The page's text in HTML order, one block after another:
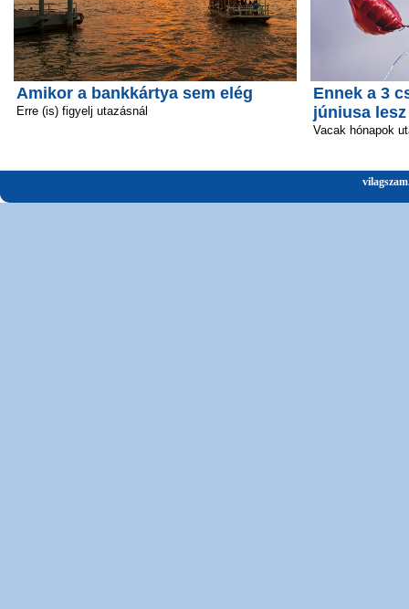
Amikor a bankkártya sem elég
Erre (is) figyelj utazásnál
Ennek a 3
júniusa lesz
Vacak hónapok